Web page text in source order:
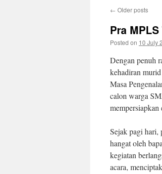
← Older posts
Pra
Posted on 10 July
Dengan penuh
kehadiran
Masa
calon warga
Sejak pagi hari,
hangat oleh
kegiatan
acara,